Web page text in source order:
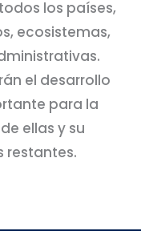
los países,
ecosistemas,
el desarrollo
para la
ellas y su
restantes.